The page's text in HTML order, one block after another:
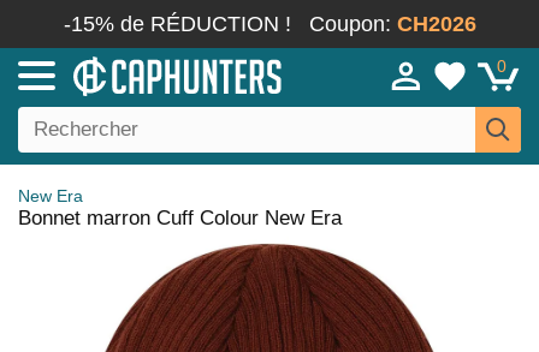
-15% de RÉDUCTION ! Coupon: CH2026
0
New Era
Bonnet marron Cuff Colour New Era